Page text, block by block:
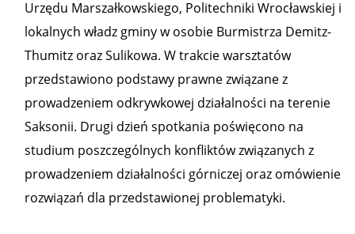
Urzędu Marszałkowskiego, Politechniki Wrocławskiej i
lokalnych władz gminy w osobie Burmistrza Demitz-
Thumitz oraz Sulikowa. W trakcie warsztatów
przedstawiono podstawy prawne związane z
prowadzeniem odkrywkowej działalności na terenie
Saksonii. Drugi dzień spotkania poświęcono na
studium poszczególnych konfliktów związanych z
prowadzeniem działalności górniczej oraz omówienie
rozwiązań dla przedstawionej problematyki.